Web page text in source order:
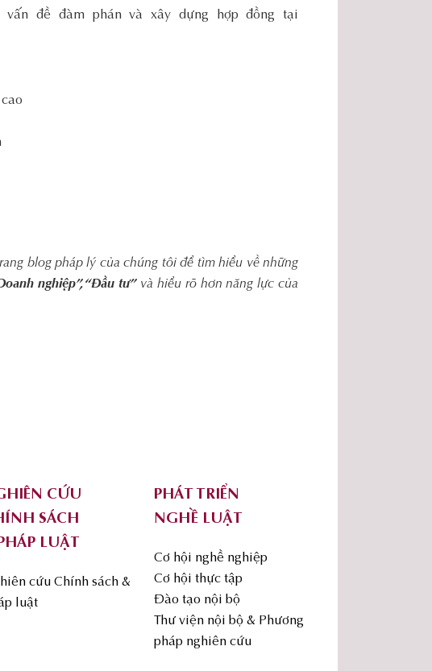
đề đàm phán và xây dựng hợp đồng tại
blog pháp lý của chúng tôi để tìm hiểu về những
nghiệp”, “Đầu tư”và hiểu rõ hơn năng lực của
CỨU
SÁCH
LUẬT
cứu Chính sách &
luật
PHÁT TRIỂN
NGHỀ LUẬT
Cơ hội nghề nghiệp
Cơ hội thực tập
Đào tạo nội bộ
Thư viện nội bộ & Phương
pháp nghiên cứu